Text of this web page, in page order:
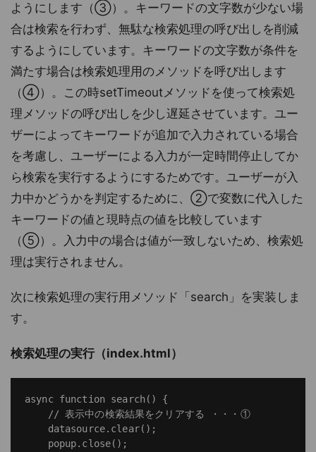
ようにします（③）。キーワードの文字数が少ない場
合は検索を行わず、無駄な検索処理の呼び出しを削減
するようにしています。キーワードの文字数が条件を
満たす場合は検索処理用のメソッドを呼び出します
（④）。この時setTimeoutメソッドを使って検索処
理メソッドの呼び出しを少し遅延させています。ユー
ザーによってキーワードが追加で入力されている場合
を考慮し、ユーザーによる入力が一定時間停止してか
ら検索を実行するようにするためです。ユーザーが入
力中かどうかを判定するために、②で変数に代入した
キーワードの値と現時点の値を比較しています
（⑤）。入力中の場合は値が一致しないため、検索処
理は実行されません。
次に検索処理の実行用メソッド「search」を実装しま
す。
検索処理の実行（index.html）
async function search() {
    // 表示中の検索結果をクリアする ・・・①
    datasource.clear();
    popup.close();